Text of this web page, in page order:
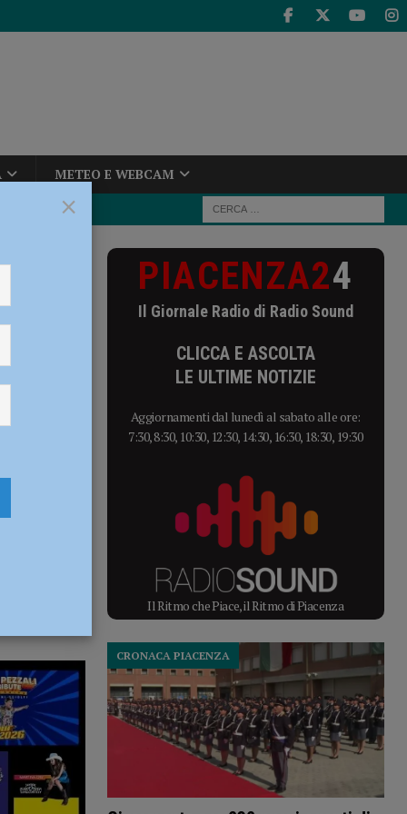
METEO E WEBCAM
21
PIACENZA24
Il Giornale Radio di Radio Sound
CLICCA E ASCOLTA
LE ULTIME NOTIZIE
Aggiornamenti dal lunedì al sabato alle ore:
7:30, 8:30, 10:30, 12:30, 14:30, 16:30, 18:30, 19:30
Il Ritmo che Piace, il Ritmo di Piacenza
CRONACA PIACENZA
×